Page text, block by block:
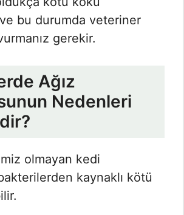
bu durumda veteriner
gerekir.
Ağız
Nedenleri
olmayan kedi
kaynaklı kötü